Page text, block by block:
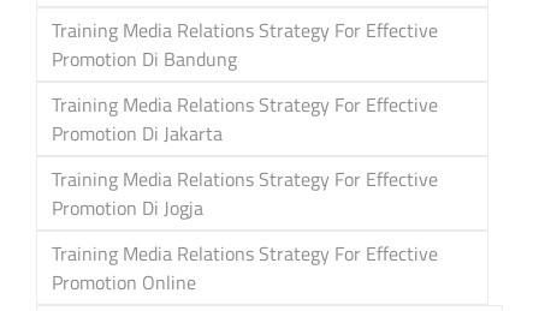
Training Media Relations Strategy For Effective
Promotion Di Bandung
Training Media Relations Strategy For Effective
Promotion Di Jakarta
Training Media Relations Strategy For Effective
Promotion Di Jogja
Training Media Relations Strategy For Effective
Promotion Online